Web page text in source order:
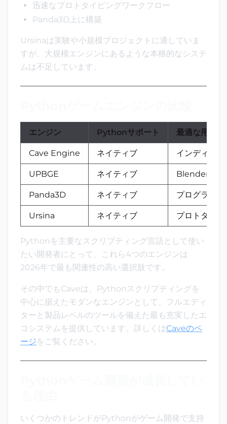
迅速なプロトタイピングワークフロー
Panda3D上に構築
Ursinaは実験や小規模プロジェクトに適していま
すが、大規模エンジンにあるような本格的なシステ
ムは不足しています。
エンジン Pythonサポート 最適な用途
Cave Engine ネイティブ インディ3D
UPBGE ネイティブ Blenderベー
Panda3D ネイティブ プログラマ
Ursina ネイティブ プロトタイ
Pythonを主要なスクリプティング言語として使い
たい開発者にとって、これら4つのエンジンは
2026年で最も関連性の高い選択肢です。
その中でもCaveは、Pythonスクリプティングを
中心に据えたモダンなエンジンとして、フルエディ
ターと製品レベルのツールを備えた最も充実したエ
コシステムを提供しています。詳しくはCaveのペ
ージをご覧ください。
いくつかのトレンドがPythonがゲーム開発で支持